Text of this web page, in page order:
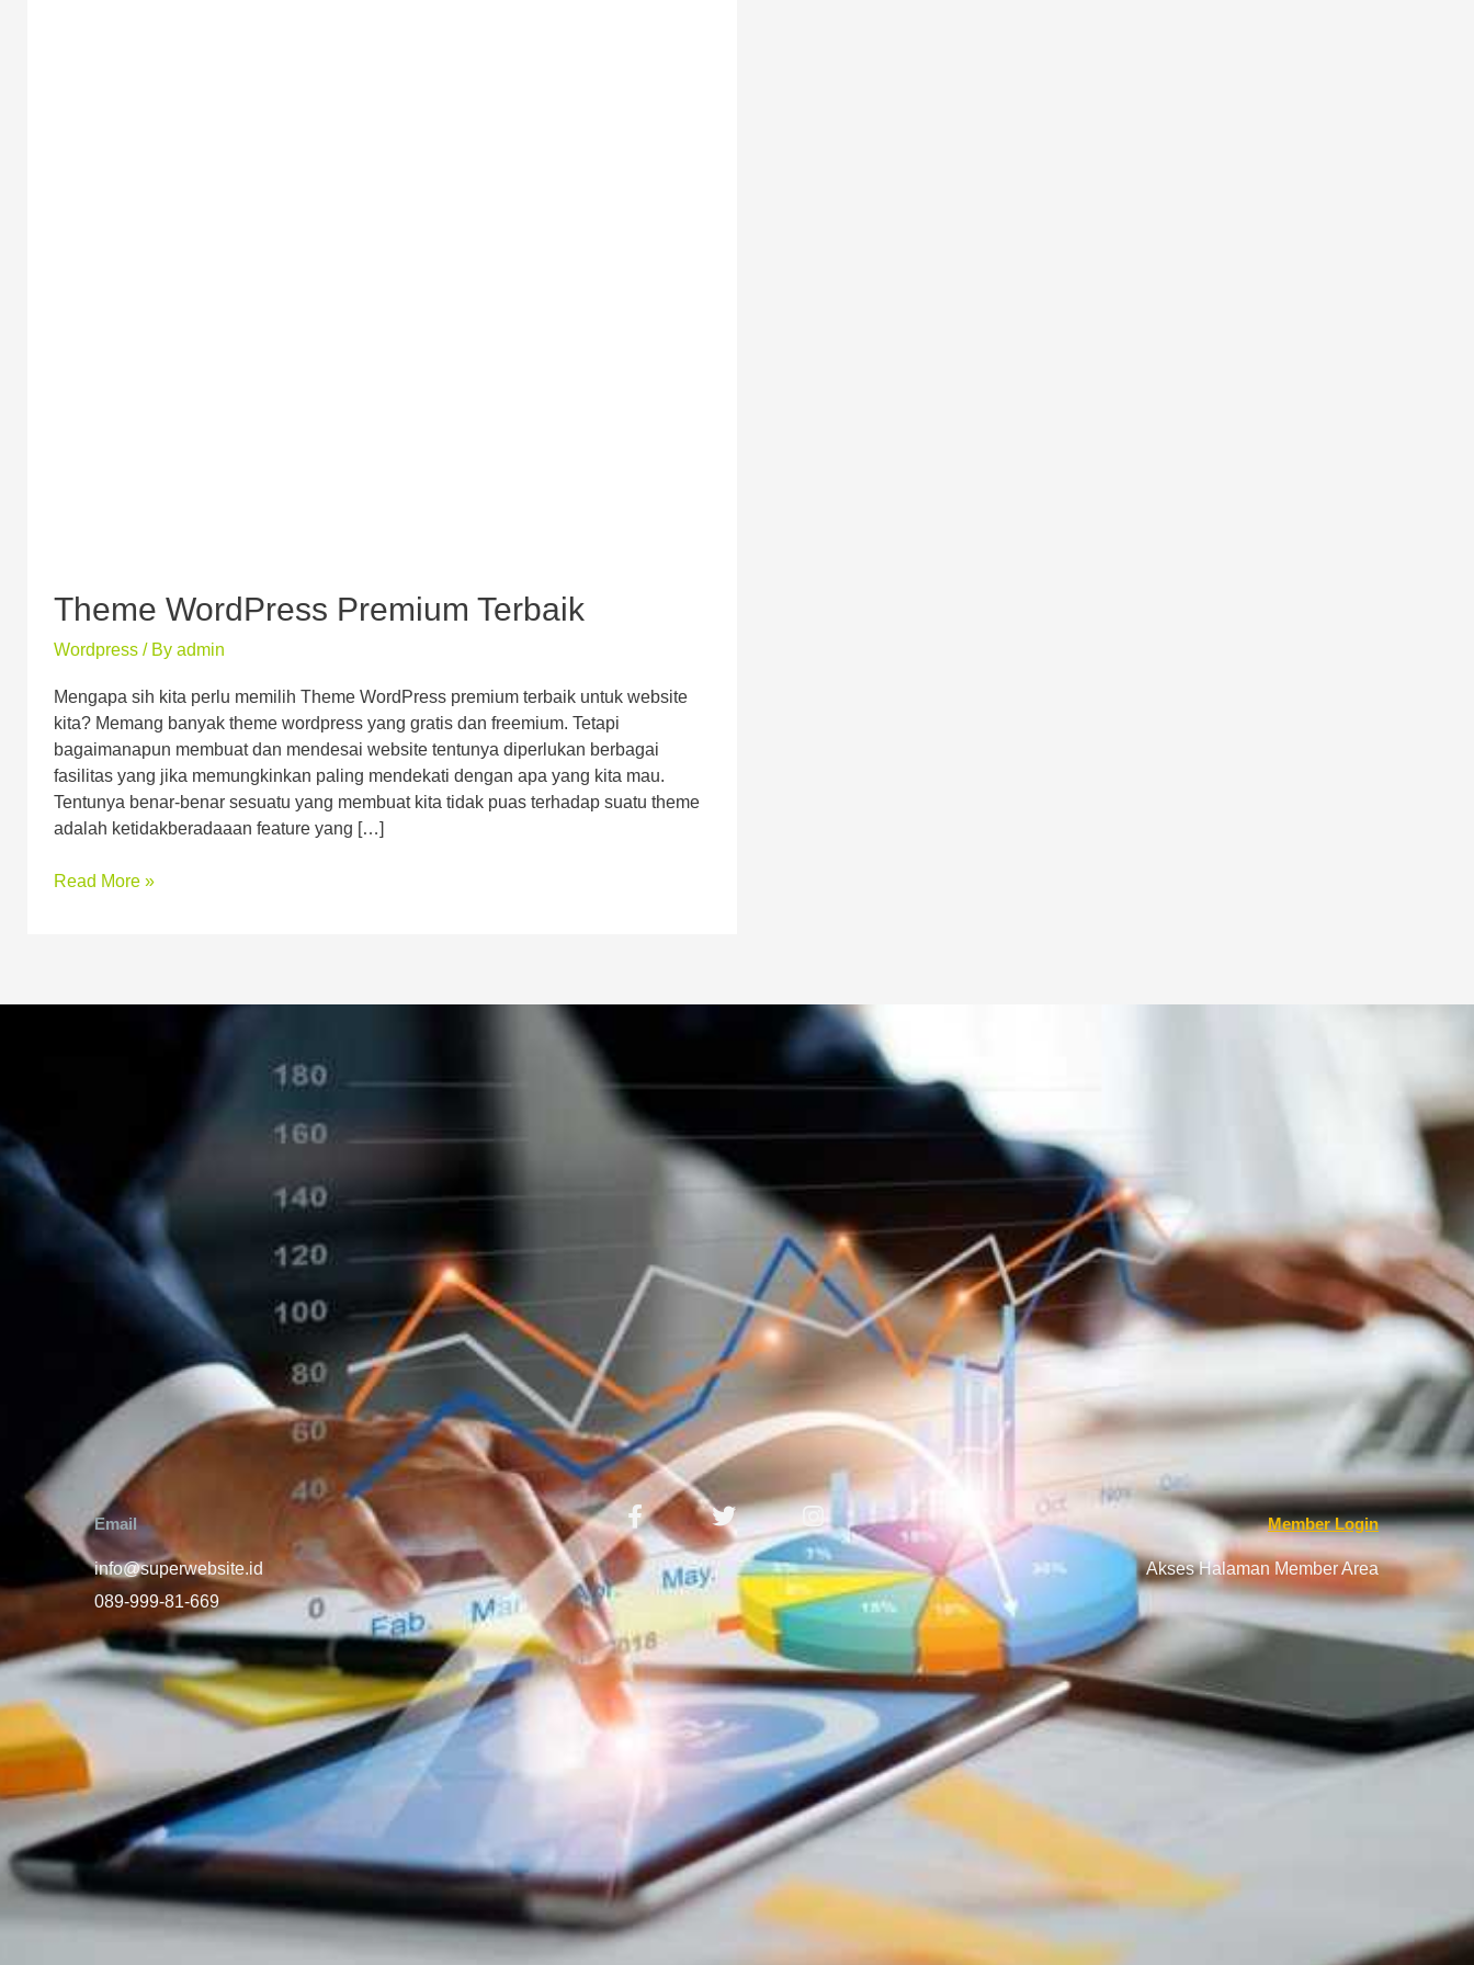
Theme WordPress Premium Terbaik
Wordpress / By admin
Mengapa sih kita perlu memilih Theme WordPress premium terbaik untuk website
kita? Memang banyak theme wordpress yang gratis dan freemium. Tetapi
bagaimanapun membuat dan mendesai website tentunya diperlukan berbagai
fasilitas yang jika memungkinkan paling mendekati dengan apa yang kita mau.
Tentunya benar-benar sesuatu yang membuat kita tidak puas terhadap suatu theme
adalah ketidakberadaaan feature yang […]
Read More »
Email
info@superwebsite.id
089-999-81-669
Facebook-
f
Instagram
Member Login
Akses Halaman Member Area